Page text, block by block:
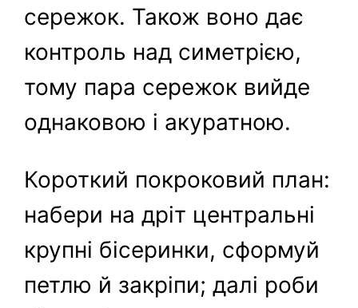
сережок. Також воно дає
контроль над симетрією,
тому пара сережок вийде
однаковою і акуратною.
Короткий покроковий план:
набери на дріт центральні
крупні бісеринки, сформуй
петлю й закріпи; далі роби